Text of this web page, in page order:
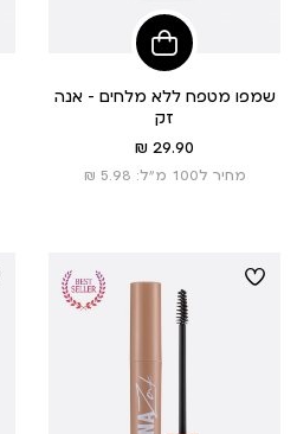
הוסיפי
לסל
שמפו מטפח ללא מלחים - אנה
זק
מחיר
מוצר
29.90 ₪
מחיר ל100 מ”ל: 5.98 ₪